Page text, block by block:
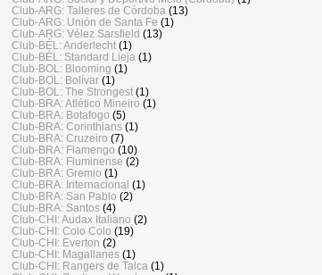
Club-ARG: Talleres de Córdoba (13)
Club-ARG: Unión de Santa Fe (1)
Club-ARG: Vélez Sarsfield (13)
Club-BÉL: Anderlecht (1)
Club-BÉL: Standard Lieja (1)
Club-BOL: Blooming (1)
Club-BOL: Bolívar (1)
Club-BOL: The Strongest (1)
Club-BRA: Atlético Mineiro (1)
Club-BRA: Botafogo (5)
Club-BRA: Corinthians (1)
Club-BRA: Cruzeiro (7)
Club-BRA: Flamengo (10)
Club-BRA: Fluminense (2)
Club-BRA: Gremio (1)
Club-BRA: Internacional (1)
Club-BRA: San Pablo (2)
Club-BRA: Santos (4)
Club-CHI: Audax Italiano (2)
Club-CHI: Colo Colo (19)
Club-CHI: Everton (2)
Club-CHI: Magallanes (1)
Club-CHI: Rangers de Talca (1)